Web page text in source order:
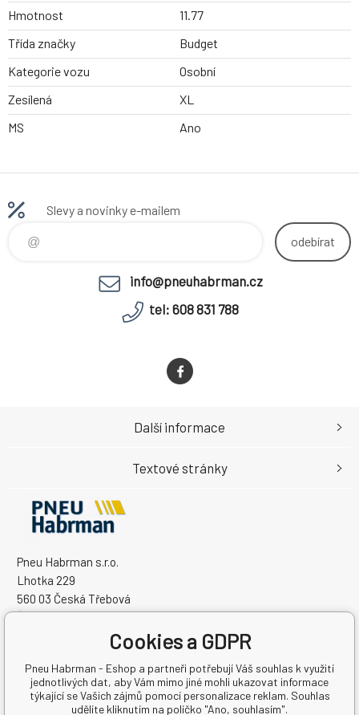
Hmotnost
11.77
Třída značky
Budget
Kategorie vozu
Osobní
Zesílená
XL
MS
Ano
Slevy a novinky e-mailem
odebírat
info@pneuhabrman.cz
tel: 608 831 788
Pneu Habrman s.r.o.
Lhotka 229
560 03 Česká Třebová
Česká Republika
Další informace
Textové stránky
Cookies a GDPR
Pneu Habrman - Eshop a partneři potřebují Váš souhlas k využití
jednotlivých dat, aby Vám mimo jiné mohli ukazovat informace
týkající se Vašich zájmů pomocí personalizace reklam. Souhlas
udělíte kliknutím na políčko "Ano, souhlasím".